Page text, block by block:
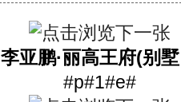
李亚鹏·丽高王府(别
#p#1#e#